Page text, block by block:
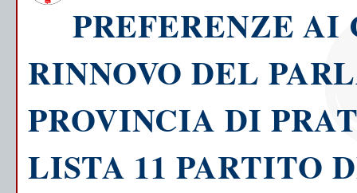
PREFERENZE
RINNOVO DEL
PROVINCIA DI
LISTA 11 PARTITO